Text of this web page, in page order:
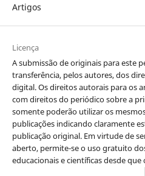
Artigos
Licença
A submissão de originais para este
transferência, pelos autores, dos
digital. Os direitos autorais para os
com direitos do periódico sobre a
somente poderão utilizar os
publicações indicando claramente
publicação original. Em virtude de
aberto, permite-se o uso gratuito
educacionais e científicas desde